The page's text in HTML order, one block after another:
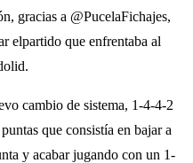
gracias a @PucelaFichajes,
elpartido que enfrentaba al
cambio de sistema, 1-4-4-2
que consistía en bajar a
y acabar jugando con un 1-